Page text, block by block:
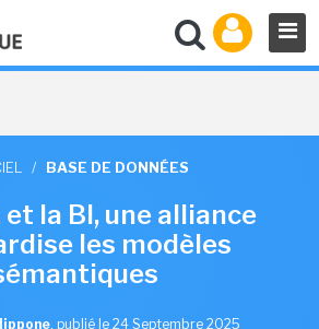
/ BASE DE DONNÉES
la BI, une alliance
les modèles
, publié le 24 Septembre 2025